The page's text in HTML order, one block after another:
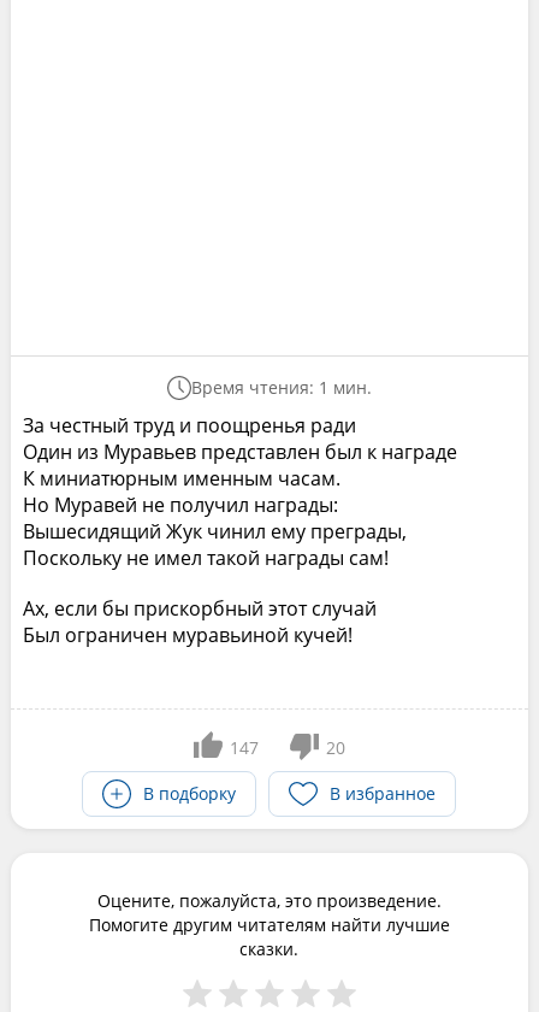
Время чтения: 1 мин.
За честный труд и поощренья ради
Один из Муравьев представлен был к награде
К миниатюрным именным часам.
Но Муравей не получил награды:
Вышесидящий Жук чинил ему преграды,
Поскольку не имел такой награды сам!
Ах, если бы прискорбный этот случай
Был ограничен муравьиной кучей!
147
20
В подборку
В избранное
Оцените, пожалуйста, это произведение.
Помогите другим читателям найти лучшие
сказки.